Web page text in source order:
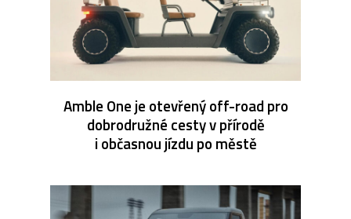
Amble One je otevřený off-road pro
dobrodružné cesty v přírodě
i občasnou jízdu po městě